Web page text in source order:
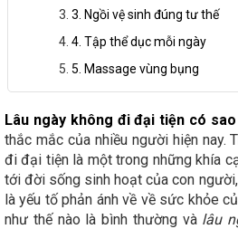
3. Ngồi vệ sinh đúng tư thế
4. Tập thể dục mỗi ngày
5. Massage vùng bụng
Lâu ngày không đi đại tiện có
thắc mắc của nhiều người hiện nay.
đi đại tiện là một trong những khía
tới đời sống sinh hoạt của con
là yếu tố phản ánh về về sức khỏe
như thế nào là bình thường vàlâu